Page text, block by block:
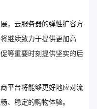
，云服务器的弹性扩容方
继续致力于提供更加高
等重要时刻提供坚实的后
平台将能够更好地应对流
、稳定的购物体验。